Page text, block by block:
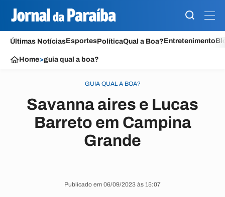
Últimas NotíciasEsportesPolíticaQual a Boa?Entretenimento
Home>guia qual a boa?
GUIA QUAL A BOA?
Savanna aires e Lucas
Barreto em Campina
Grande
Publicado em 06/09/2023 às 15:07